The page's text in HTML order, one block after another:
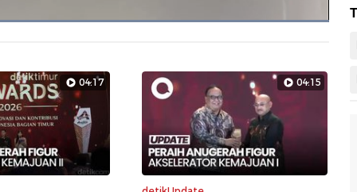
Dimuat:
04:17 04:15